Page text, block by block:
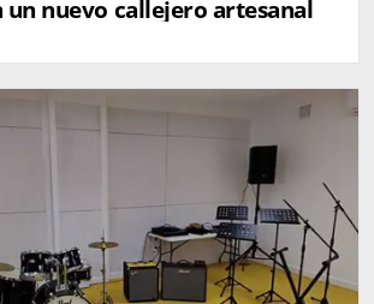
un nuevo callejero artesanal